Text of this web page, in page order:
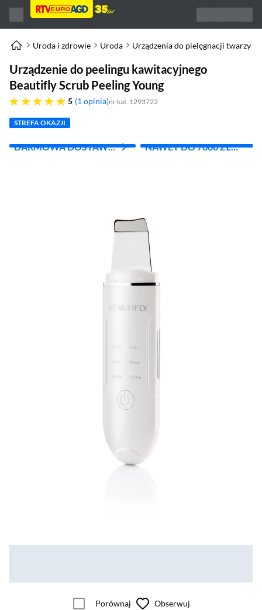
Uroda i zdrowie Uroda Urządzenia do pielęgnacji twarzy
Urządzenie do peelingu kawitacyjnego
Beautifly Scrub Peeling Young
5
pięć gwiazdek 1 opinia nr kat. 1293722
STREFA OKAZJI
DARMOWA DOSTAWA
NAWET DO 7000 ZŁ
Porównaj Obserwuj